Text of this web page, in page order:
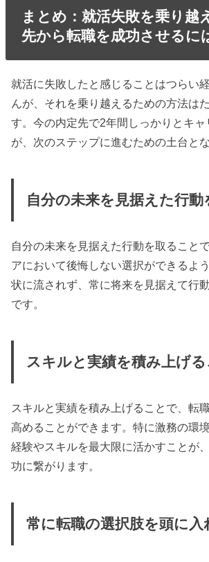
まとめ：就活失敗を乗り越
先から転職を成功させるに
就活に失敗したと感じることはつらい
んが、それを乗り越えるための方法は
す。今の内定先で2年間しっかりとキャ
が、次のステップに進むための土台とな
自分の未来を見据えた行動
自分の未来を見据えた行動を取ること
アにおいて後悔しない選択ができるよ
状に流されず、常に将来を見据えて行
です。
スキルと実績を積み上げ
スキルと実績を積み上げることで、転
高めることができます。特に激務の環
経験やスキルを最大限に活かすことが
功に繋がります。
常に転職の選択肢を頭に入